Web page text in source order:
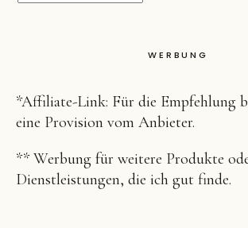
WERBUNG
*Affiliate-Link: Für die Empfehlung
eine Provision vom Anbieter.
** Werbung für weitere Produkte
Dienstleistungen, die ich gut finde.